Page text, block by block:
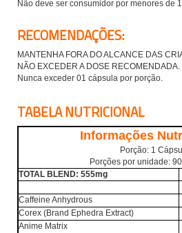
Não deve ser consumidor por menores de
RECOMENDAÇÕES:
MANTENHA FORA DO ALCANCE DAS
NÃO EXCEDER A DOSE RECOMENDADA.
Nunca exceder 01 cápsula por porção.
TABELA NUTRICIONAL
Informações
Porção: 1
Porções por unidade:90
TOTAL BLEND: 555mg
Caffeine Anhydrous
Corex (Brand Ephedra Extract)
Anime Matrix